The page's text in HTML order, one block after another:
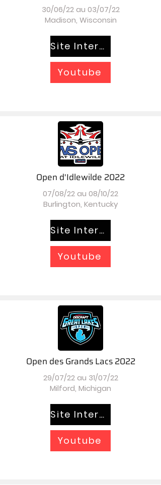
30/06/22 au 03/07/22
Madison, Wisconsin
Site Internet
Youtube
Open d'Idlewilde 2022
07/08/22 au 08/10/22
Burlington, Kentucky
Site Internet
Youtube
Open des Grands Lacs 2022
29/07/22 au 31/07/22
Milford, Michigan
Site Internet
Youtube